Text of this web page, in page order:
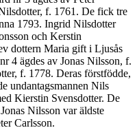
f. 1761. De fick tre
1793. Ingrid Nilsdotter
och Kerstin
dottern Maria gift i Ljusås
4 ägdes av Jonas Nilsson, f.
f. 1778. Deras förstfödde,
undantagsmannen Nils
Kierstin Svensdotter. De
Nilsson var äldste
Carlsson.